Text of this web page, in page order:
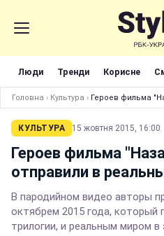
Люди Тренди Корисне
Головна › Культура › Героев фильма
КУЛЬТУРА 15 жовтня 2015, 16:00
Героев фильма
отправили в
В пародийном видео авторы
октябрем 2015 года, который
трилогии, и реальным миром